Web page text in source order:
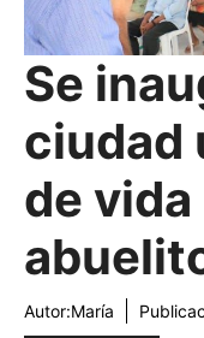
Se
ciudad
de
Autor:María